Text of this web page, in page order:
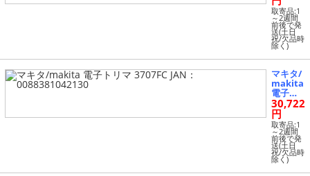
置式 99
11 JA
N：008
8381025
461
取寄品:1
～2週間
前後で発
送(土日
祝/欠品時
除く)
マキタ/
makita
電子ト
リマ 37
07FC JA
N：008
8381042
130
30,722
円
取寄品:1
～2週間
前後で発
送(土日
祝/欠品時
除く)